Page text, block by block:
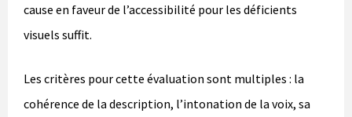
cause en faveur de l’accessibilité pour les déficients
visuels suffit.
Les critères pour cette évaluation sont multiples : la
cohérence de la description, l’intonation de la voix, sa